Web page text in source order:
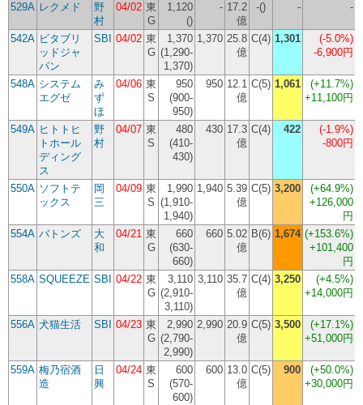
529A レクメド
野
村
04/02 東
G
1,120
()
- 17.2
億
-() - -
542A ビタブリ
ッドジャ
パン
SBI 04/02 東
G
1,370
(1,290-
1,370)
1,370 25.8
億
C(4) 1,301 (-5.0%)
-6,900円
548A システム
エグゼ
み
ず
ほ
04/06 東
S
950
(900-
950)
950 12.1
億
C(5) 1,061 (+11.7%)
+11,100円
549A ヒトトヒ
トホール
ディング
ス
野
村
04/07 東
S
480
(410-
430)
430 17.3
億
C(4) 422 (-1.9%)
-800円
550A ソフトテ
ックス
岡
三
04/09 東
S
1,990
(1,910-
1,940)
1,940 5.39
億
C(5) 3,200 (+64.9%)
+126,000
円
554A バトンズ
大
和
04/21 東
G
660
(630-
660)
660 5.02
億
B(6) 1,674 (+153.6%)
+101,400
円
558A SQUEEZE SBI 04/22 東
G
3,110
(2,910-
3,110)
3,110 35.7
億
C(4) 3,250 (+4.5%)
+14,000円
556A 犬猫生活 SBI 04/23 東
G
2,990
(2,790-
2,990)
2,990 20.9
億
C(5) 3,500 (+17.1%)
+51,000円
559A 梅乃宿酒
造
日
興
04/24 東
S
600
(570-
600)
600 13.0
億
C(5) 900 (+50.0%)
+30,000円